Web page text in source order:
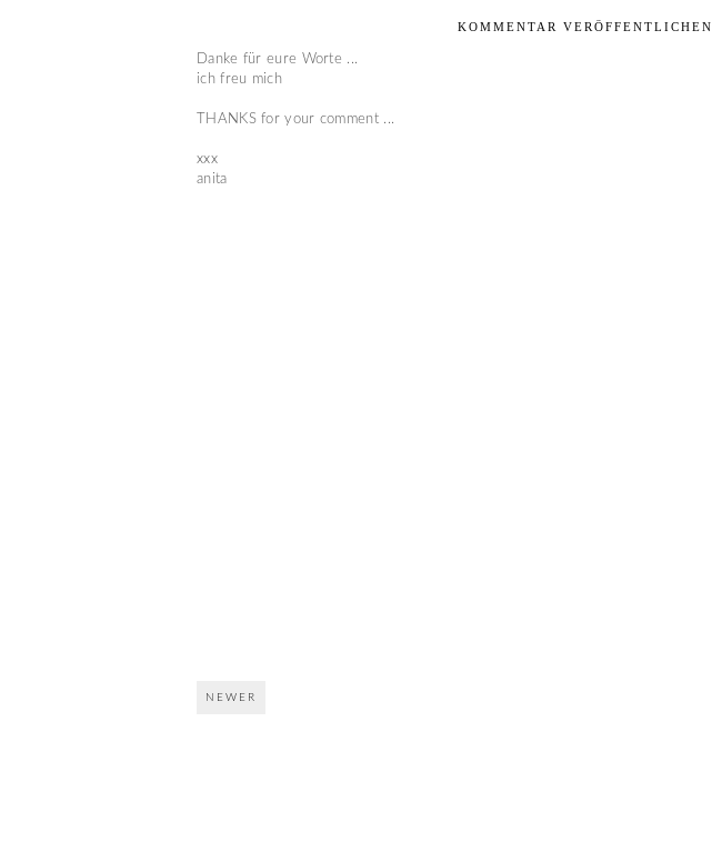
KOMMENTAR VERÖFFENTLICHEN
Danke für eure Worte ...
ich freu mich
THANKS for your comment ...
xxx
anita
NEWER